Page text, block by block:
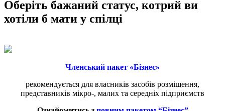
Оберіть бажаний статус, котрий ви
хотіли б мати у спілці
Членський пакет «Бізнес»
рекомендується для власників засобів розміщення,
представників мікро-, малих та середніх підприємств